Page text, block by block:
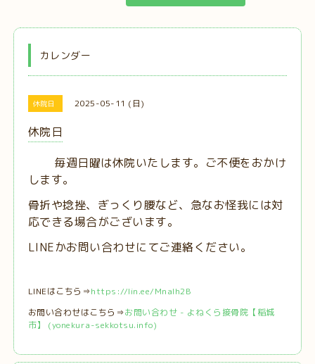
カレンダー
休院日 2025-05-11 (日)
休院日
毎週日曜は休院いたします。ご不便をおかけ
します。
骨折や捻挫、ぎっくり腰など、急なお怪我には対
応できる場合がございます。
LINEかお問い合わせにてご連絡ください。
LINEはこちら⇒https://lin.ee/MnaIh2B
お問い合わせはこちら⇒お問い合わせ - よねくら接骨院【稲城
市】 (yonekura-sekkotsu.info)